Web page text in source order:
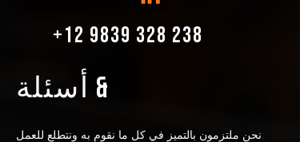
أسئلة &
نحن ملتزمون بالتميز في كل ما نقوم به ونتطلع للعمل
+12 9839 328 238